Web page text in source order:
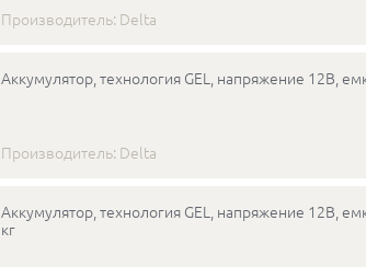
Производитель: Delta
Аккумулятор, технология GEL, напряжение 12В,
Производитель: Delta
Аккумулятор, технология GEL, напряжение 12В,
кг